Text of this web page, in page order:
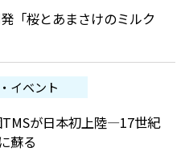
「桜とあまさけのミルク
イベント
が日本初上陸―17世紀
蘇る